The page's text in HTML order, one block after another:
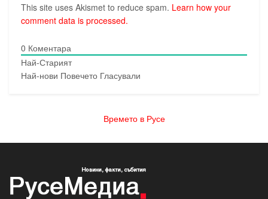
This site uses Akismet to reduce spam. Learn how your
comment data is processed.
0 Коментара
Най-Старият
Най-нови Повечето Гласували
Времето в Русе